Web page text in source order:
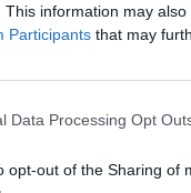
This information may
Participants that may
Data Processing Opt
opt-out of the Sharing of
is
Áron
10-es jeggyel